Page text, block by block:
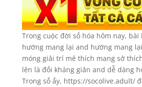
Trong cuộc đời số hóa hôm nay,
hướng mang lại and hướng mang
móng giải trí mê thích mang sở
lên là đối kháng giản and dễ dàng
Trong số ấy, https://socolive.adult/